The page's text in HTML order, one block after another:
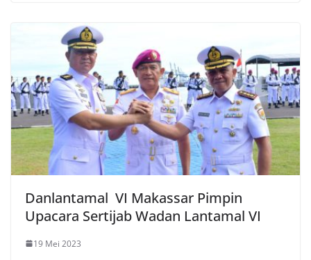
Danlantamal VI Makassar Pimpin
Upacara Sertijab Wadan Lantamal VI
19 Mei 2023